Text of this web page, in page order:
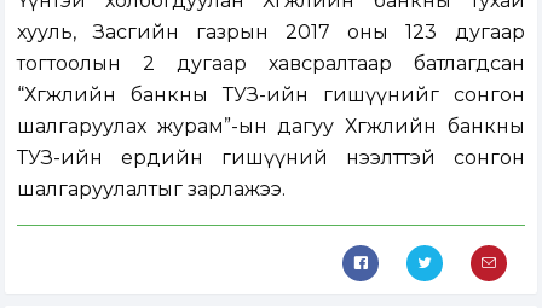
хууль, Засгийн газрын 2017 оны 123 дугаар
тогтоолын 2 дугаар хавсралтаар батлагдсан
“Хөгжлийн банкны ТУЗ-ийн гишүүнийг сонгон
шалгаруулах журам”-ын дагуу Хөгжлийн банкны
ТУЗ-ийн ердийн гишүүний нээлттэй сонгон
шалгаруулалтыг зарлажээ.